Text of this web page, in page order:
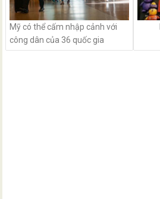
Mỹ có thể cấm nhập cảnh với
công dân của 36 quốc gia